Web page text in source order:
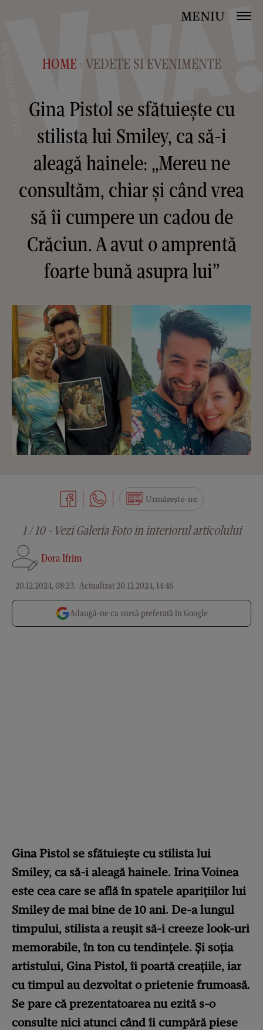
MENIU
HOME > VEDETE SI EVENIMENTE
Gina Pistol se sfătuiește cu
stilista lui Smiley, ca să-i
aleagă hainele: „Mereu ne
consultăm, chiar și când vrea
să îi cumpere un cadou de
Crăciun. A avut o amprentă
foarte bună asupra lui”
Dora Ifrim
20.12.2024, 08:23. Actualizat 20.12.2024, 14:46
Urmărește-ne
1 / 10 - Vezi Galeria Foto in interiorul articolului
Adaugă-ne ca sursă preferată în Google
Gina Pistol se sfătuiește cu stilista lui
Smiley, ca să-i aleagă hainele. Irina Voinea
este cea care se află în spatele aparițiilor lui
Smiley de mai bine de 10 ani. De-a lungul
timpului, stilista a reușit să-i creeze look-uri
memorabile, în ton cu tendințele. Și soția
artistului, Gina Pistol, îi poartă creațiile, iar
cu timpul au dezvoltat o prietenie frumoasă.
Se pare că prezentatoarea nu ezită s-o
consulte nici atunci când îi cumpără piese